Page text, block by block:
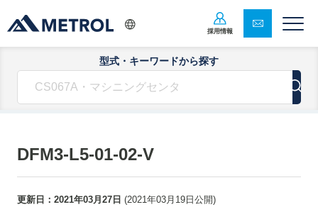
採用情報
型式・キーワードから探す
DFM3-L5-01-02-V
更新日： 2021年03月27日 (2021年03月19日 公開)